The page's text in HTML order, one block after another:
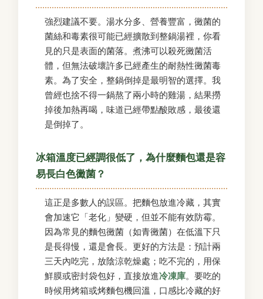
強烈建議不要。湯水分多、營養豐富，黴菌的
菌絲和毒素很可能已經擴散到整鍋湯裡，你看
見的只是表面的菌落。煮沸可以殺死黴菌活
體，但無法破壞許多已經產生的耐熱性黴菌毒
素。為了安全，整鍋倒掉是最明智的選擇。我
曾經也捨不得一鍋熬了兩小時的雞湯，結果撈
掉後加熱再喝，味道已經帶點酸敗感，最後還
是倒掉了。
冰箱溫度已經調很低了，為什麼麵包還是容
易長白色黴菌？
這正是多數人的誤區。把麵包放進冷藏，其實
會加速它「老化」變硬，但並不能有效防霉。
因為常見的麵包黴菌（如青黴菌）在低溫下只
是長得慢，還是會長。更好的方法是：預計兩
三天內吃完，放陰涼乾燥處；吃不完的，用保
鮮膜或密封袋包好，直接放進冷凍庫。要吃的
時候用烤箱或烤麵包機回溫，口感比冷藏的好